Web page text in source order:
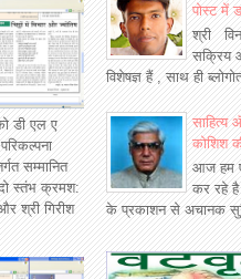
पोस्ट में
श्री
सक्रिय
विशेषज्ञ हैं , साथ ही
कोशिश
आज हम
कर रहे है
के प्रकाशन से अचानक
डी एल ए
सम्मानित
दो स्तंभ क्रमश:
श्री गिरीश